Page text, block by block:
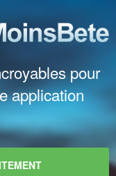
pour
application